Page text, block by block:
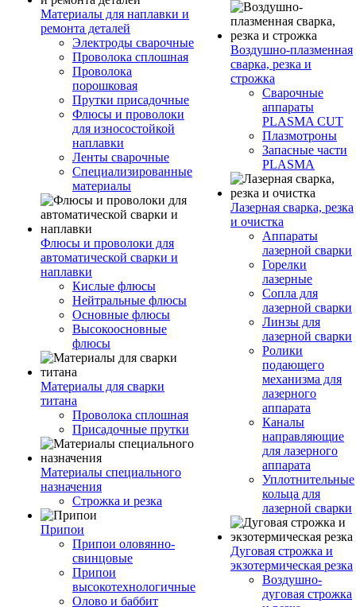
Материалы для наплавки и
ремонта деталей
Электроды сварочные
Проволока сплошная
Проволока
порошковая
Прутки присадочные
Флюсы и проволоки
для износостойкой
наплавки
Ленты сварочные
Специализированные
материалы
Флюсы и проволоки для
автоматической сварки и
наплавки
Кислые флюсы
Нейтральные флюсы
Основные флюсы
Высокоосновные
флюсы
Материалы для сварки
титана
Проволока сплошная
Присадочные прутки
Материалы специального
назначения
Строжка и резка
Припои
Припои оловянно-
свинцовые
Припои
высокотехнологичные
Олово и баббит
Воздушно-плазменная
сварка, резка и
строжка
Сварочные
аппараты
PLASMA CUT
Плазмотроны
Запасные части
PLASMA
Лазерная сварка, резка
и очистка
Аппараты
лазерной сварки
Горелки
лазерные
Сопла для
лазерной сварки
Линзы для
лазерной сварки
Ролики
подающего
механизма для
лазерного
аппарата
Каналы
направляющие
для лазерного
аппарата
Уплотнительные
кольца для
лазерной сварки
Дуговая строжка и
экзотермическая резка
Воздушно-
дуговая строжка